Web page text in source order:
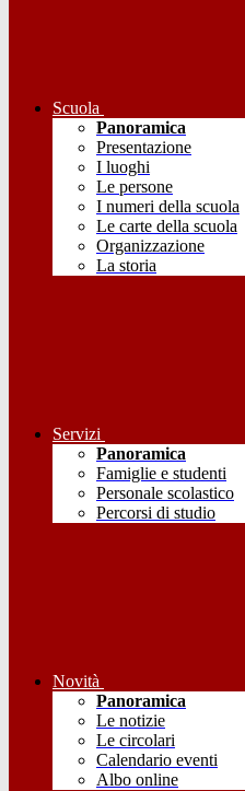
Scuola
Panoramica
Presentazione
I luoghi
Le persone
I numeri della scuola
Le carte della scuola
Organizzazione
La storia
Servizi
Panoramica
Famiglie e studenti
Personale scolastico
Percorsi di studio
Novità
Panoramica
Le notizie
Le circolari
Calendario eventi
Albo online